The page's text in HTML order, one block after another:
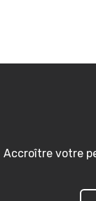
Accroître votre